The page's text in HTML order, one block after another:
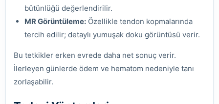
bütünlüğü değerlendirilir.
MR Görüntüleme: Özellikle tendon kopmalarında
tercih edilir; detaylı yumuşak doku görüntüsü verir.
Bu tetkikler erken evrede daha net sonuç verir.
İlerleyen günlerde ödem ve hematom nedeniyle tanı
zorlaşabilir.